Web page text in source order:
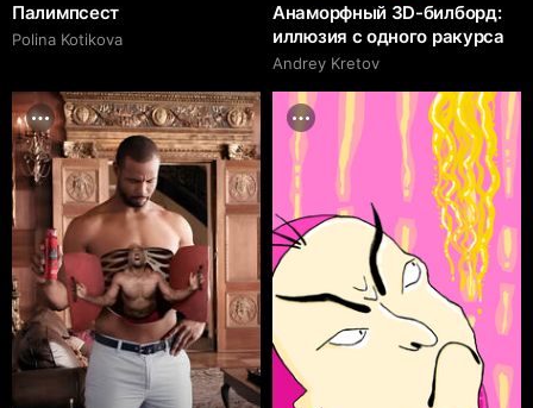
Палимпсест
Polina Kotikova
Анаморфный 3D-билборд:
иллюзия с одного ракурса
Andrey Kretov